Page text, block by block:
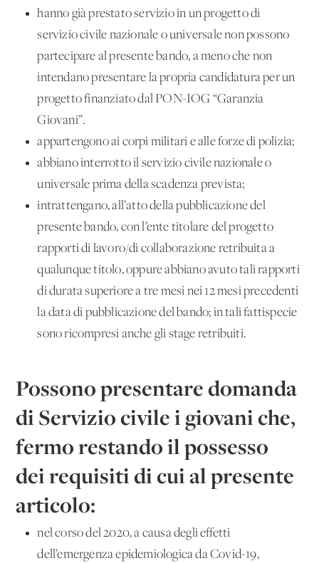
hanno già prestato servizio in un progetto di
servizio civile nazionale o universale non possono
partecipare al presente bando, a meno che non
intendano presentare la propria candidatura per un
progetto finanziato dal PON-IOG “Garanzia
Giovani”.
appartengono ai corpi militari e alle forze di polizia;
abbiano interrotto il servizio civile nazionale o
universale prima della scadenza prevista;
intrattengano, all’atto della pubblicazione del
presente bando, con l’ente titolare del progetto
rapporti di lavoro/di collaborazione retribuita a
qualunque titolo, oppure abbiano avuto tali rapporti
di durata superiore a tre mesi nei 12 mesi precedenti
la data di pubblicazione del bando; in tali fattispecie
sono ricompresi anche gli stage retribuiti.
Possono presentare domanda
di Servizio civile i giovani che,
fermo restando il possesso
dei requisiti di cui al presente
articolo:
nel corso del 2020, a causa degli effetti
dell’emergenza epidemiologica da Covid-19,